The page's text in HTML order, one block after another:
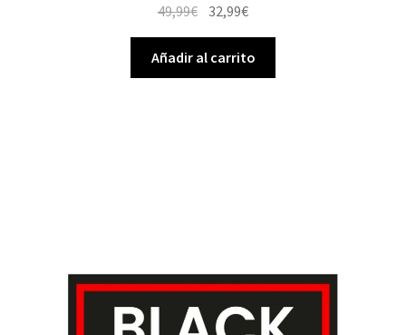
49,99€ El
precio
original
era:
32,99€El
precio
actual
es:
Añadir al carrito